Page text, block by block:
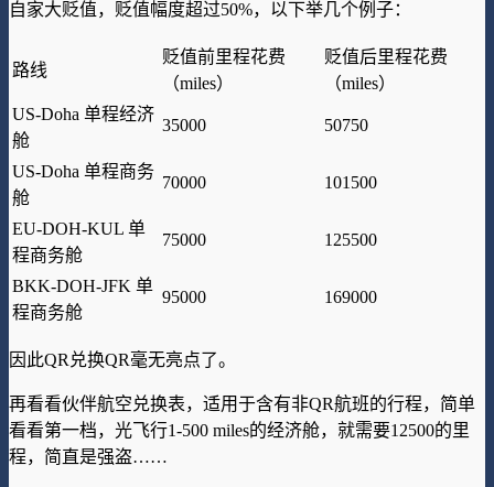
自家大贬值，贬值幅度超过50%，以下举几个例子：
路线
贬值前里程花费
（miles）
贬值后里程花费
（miles）
US-Doha 单程经济
舱
35000 50750
US-Doha 单程商务
舱
70000 101500
EU-DOH-KUL 单
程商务舱
75000 125500
BKK-DOH-JFK 单
程商务舱
95000 169000
因此QR兑换QR毫无亮点了。
再看看伙伴航空兑换表，适用于含有非QR航班的行程，简单
看看第一档，光飞行1-500 miles的经济舱，就需要12500的里
程，简直是强盗……